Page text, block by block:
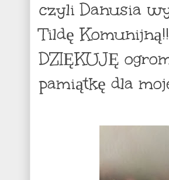
czyli Danusia
Tildę
DZIĘKUJĘ
pamiątkę dla